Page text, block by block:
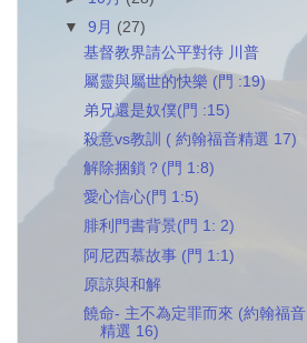
▼9月 (27)
基督教界請公平對待 川普
屬靈與屬世的快樂 (門 :19)
弟兄還是奴僕(門 :15)
殺意vs教訓 ( 約翰福音精選 17)
解除捆鎖？(門 1:8)
愛心信心(門 1:5)
腓利門書背景(門 1: 2)
阿尼西慕故事 (門 1:1)
原諒與和解
饒命- 主不為定罪而來 (約翰福音
精選 16)